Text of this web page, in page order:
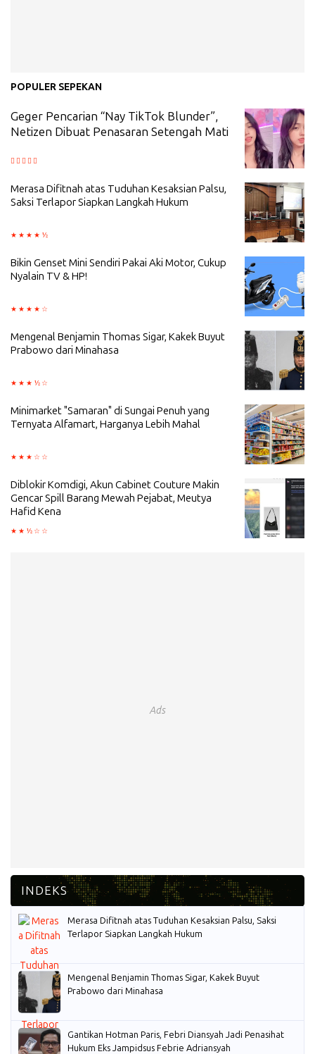
POPULER SEPEKAN
Geger Pencarian “Nay TikTok Blunder”,
Netizen Dibuat Penasaran Setengah Mati
Merasa Difitnah atas Tuduhan Kesaksian Palsu,
Saksi Terlapor Siapkan Langkah Hukum
Bikin Genset Mini Sendiri Pakai Aki Motor, Cukup
Nyalain TV & HP!
Mengenal Benjamin Thomas Sigar, Kakek Buyut
Prabowo dari Minahasa
Minimarket "Samaran" di Sungai Penuh yang
Ternyata Alfamart, Harganya Lebih Mahal
Diblokir Komdigi, Akun Cabinet Couture Makin
Gencar Spill Barang Mewah Pejabat, Meutya
Hafid Kena
Ads
Merasa Difitnah atas Tuduhan Kesaksian Palsu, Saksi
Terlapor Siapkan Langkah Hukum
Mengenal Benjamin Thomas Sigar, Kakek Buyut
Prabowo dari Minahasa
Gantikan Hotman Paris, Febri Diansyah Jadi Penasihat
Hukum Eks Jampidsus Febrie Adriansyah